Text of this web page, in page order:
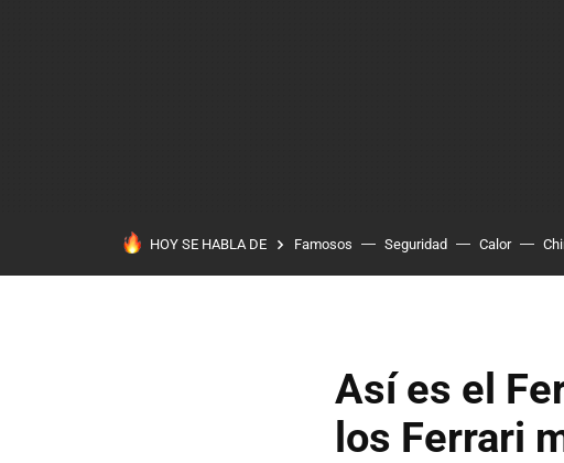
HOY SE HABLA DE Famosos Seguridad Calor
Así es el
los Ferrari